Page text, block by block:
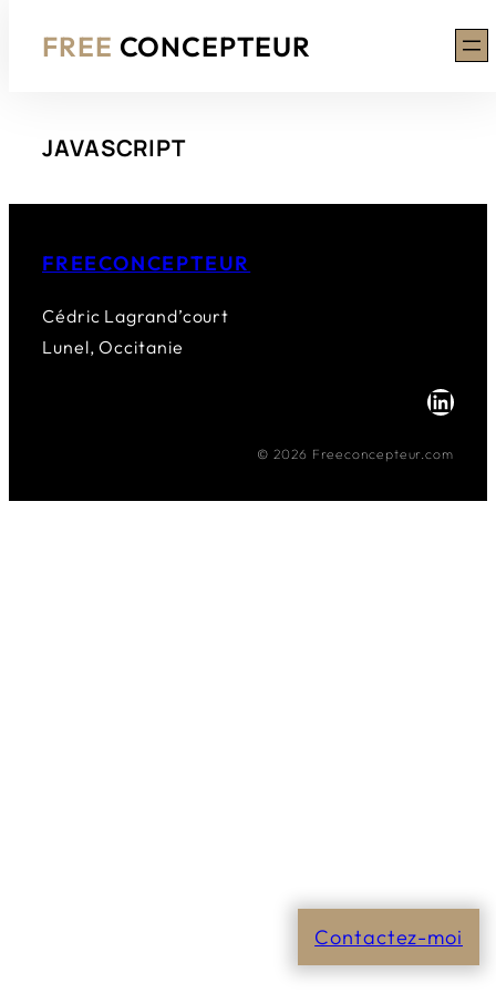
FREE CONCEPTEUR
Contactez-moi
JAVASCRIPT
FREECONCEPTEUR
Cédric Lagrand’court
Lunel, Occitanie
LinkedIn
© 2026 Freeconcepteur.com